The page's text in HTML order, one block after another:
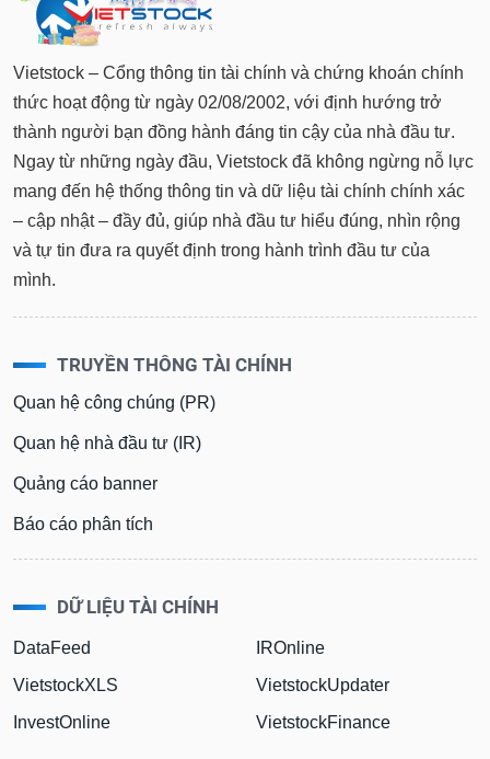
Vietstock – Cổng thông tin tài chính và chứng khoán chính
thức hoạt động từ ngày 02/08/2002, với định hướng trở
thành người bạn đồng hành đáng tin cậy của nhà đầu tư.
Ngay từ những ngày đầu, Vietstock đã không ngừng nỗ lực
mang đến hệ thống thông tin và dữ liệu tài chính chính xác
– cập nhật – đầy đủ, giúp nhà đầu tư hiểu đúng, nhìn rộng
và tự tin đưa ra quyết định trong hành trình đầu tư của
mình.
TRUYỀN THÔNG TÀI CHÍNH
Quan hệ công chúng (PR)
Quan hệ nhà đầu tư (IR)
Quảng cáo banner
Báo cáo phân tích
DỮ LIỆU TÀI CHÍNH
DataFeed
VietstockXLS
InvestOnline
IROnline
VietstockUpdater
VietstockFinance